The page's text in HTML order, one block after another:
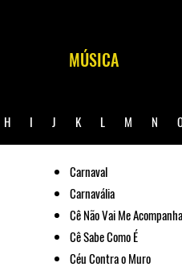
MÚSICA
H I J K L M N
Carnaval
Carnavália
Cê Não Vai Me
Cê Sabe Como É
Céu Contra o Muro